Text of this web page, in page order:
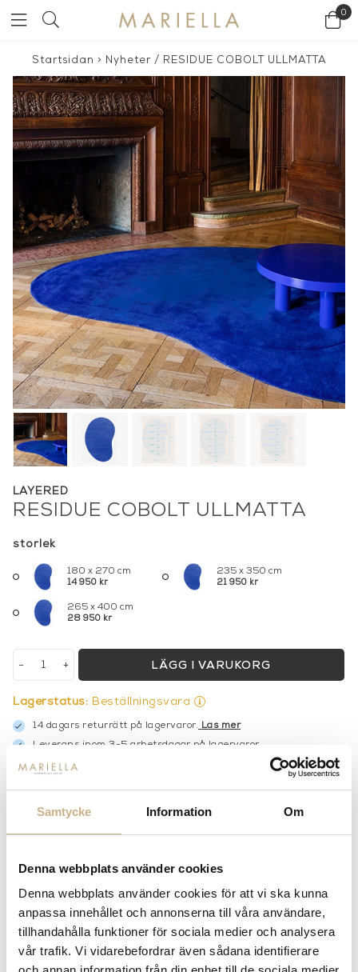
Samtycke Information Om
Denna webbplats använder cookies
Denna webbplats använder cookies för att vi ska kunna
anpassa innehållet och annonserna till våra användare,
tillhandahålla funktioner för sociala medier och analysera
vår trafik. Vi vidarebefordrar även sådana identifierare
0
Startsidan > Nyheter/ RESIDUE COBOLT ULLMATTA
LAYERED
RESIDUE COBOLT ULLMATTA
storlek
180 x 270 cm
14 950 kr
235 x 350 cm
21 950 kr
265 x 400 cm
28 950 kr
+
- LÄGG I VARUKORG
Lagerstatus: Beställningsvara
14 dagars returrätt på lagervaror. Läs mer
Leverans inom 3-5 arbetsdagar på lagervaror
Få 10% välkomstrabatt
när du registrerar dig för vårt
900:- i frakt vid köp av större möbler
Hämta i butik
FRÅGA OSS OM PRODUKTEN
BESKRIVNING
SPECIFIKATIONER